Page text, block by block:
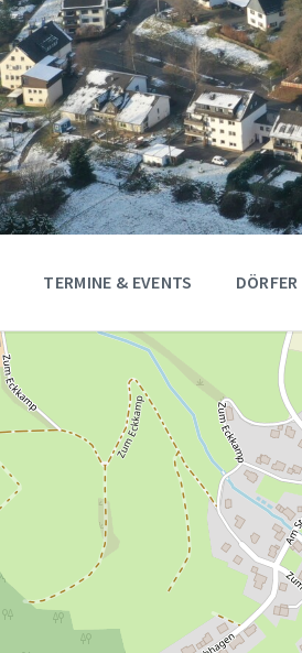
TERMINE & EVENTS DÖRFER